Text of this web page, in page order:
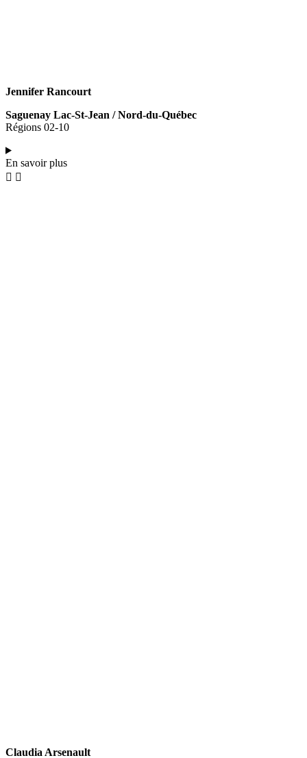
Jennifer Rancourt
Saguenay Lac-St-Jean / Nord-du-Québec
Régions 02-10
En savoir plus
Claudia Arsenault